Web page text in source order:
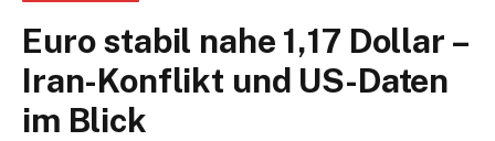
Euro stabil nahe 1,17 Dollar –
Iran-Konflikt und US-Daten
im Blick